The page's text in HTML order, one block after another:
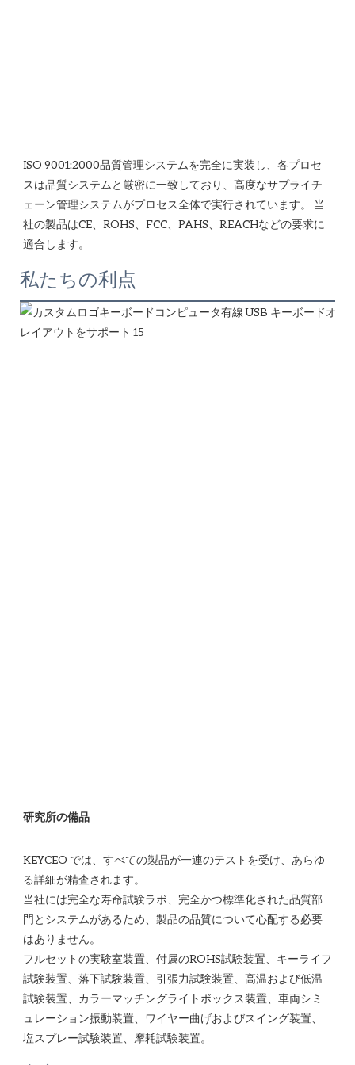
ISO 9001:2000品質管理システムを完全に実装し、各プロセ
スは品質システムと厳密に一致しており、高度なサプライチ
ェーン管理システムがプロセス全体で実行されています。 当
社の製品はCE、ROHS、FCC、PAHS、REACHなどの要求に
私たちの利点
KEYCEO では、すべての製品が一連のテストを受け、あらゆ
る詳細が精査されます。
当社には完全な寿命試験ラボ、完全かつ標準化された品質部
門とシステムがあるため、製品の品質について心配する必要
はありません。
フルセットの実験室装置、付属のROHS試験装置、キーライフ
試験装置、落下試験装置、引張力試験装置、高温および低温
試験装置、カラーマッチングライトボックス装置、車両シミ
ュレーション振動装置、ワイヤー曲げおよびスイング装置、